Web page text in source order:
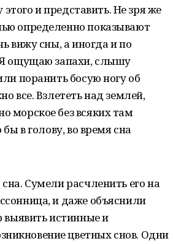
и представить. Не зря же
определенно показывают
вижу сны, а иногда и по
Я ощущаю запахи, слышу
поранить босую ногу об
все. Взлететь над землей,
морское без всяких там
в голову, во время сна
Сумели расчленить его на
и даже объяснили
выявить истинные и
цветных снов. Одни